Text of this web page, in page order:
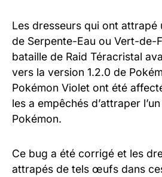
Les dresseurs qui ont
de Serpente-Eau ou Vert-de-
bataille de Raid Téracristal
vers la version 1.2.0 de
Pokémon Violet ont été
les a empêchés d’attraper
Pokémon.
Ce bug a été corrigé et les
attrapés de tels œufs dans